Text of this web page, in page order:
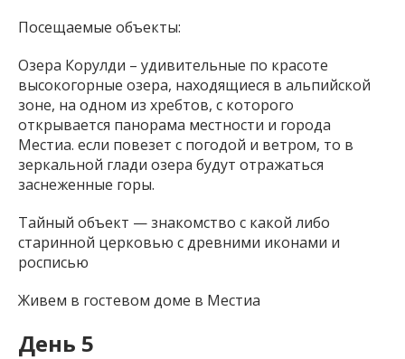
Посещаемые объекты:
Озера Корулди – удивительные по красоте
высокогорные озера, находящиеся в альпийской
зоне, на одном из хребтов, с которого
открывается панорама местности и города
Местиа. если повезет с погодой и ветром, то в
зеркальной глади озера будут отражаться
заснеженные горы.
Тайный объект — знакомство с какой либо
старинной церковью с древними иконами и
росписью
Живем в гостевом доме в Местиа
День 5